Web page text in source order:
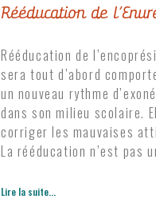
Rééducation de
Rééducation de
sera tout d’abord
un nouveau rythme
dans son milieu scolaire.
corriger les mauvaises
La rééducation n’est pas
Lire la suite...